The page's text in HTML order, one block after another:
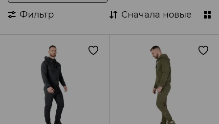
Фильтр Сначала новые